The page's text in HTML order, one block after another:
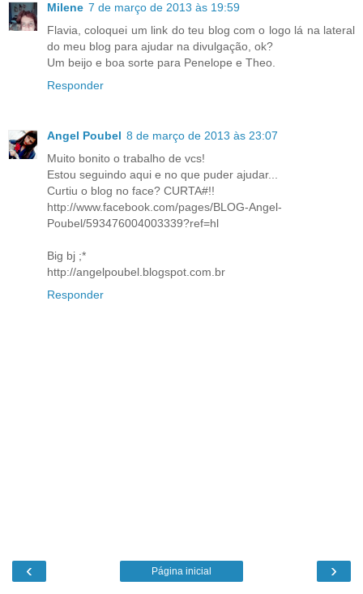
Milene 7 de março de 2013 às 19:59
Flavia, coloquei um link do teu blog com o logo lá na lateral
do meu blog para ajudar na divulgação, ok?
Um beijo e boa sorte para Penelope e Theo.
Responder
Angel Poubel 8 de março de 2013 às 23:07
Muito bonito o trabalho de vcs!
Estou seguindo aqui e no que puder ajudar...
Curtiu o blog no face? CURTA#!!
http://www.facebook.com/pages/BLOG-Angel-
Poubel/593476004003339?ref=hl
Big bj ;*
http://angelpoubel.blogspot.com.br
Responder
‹ ›
Página inicial